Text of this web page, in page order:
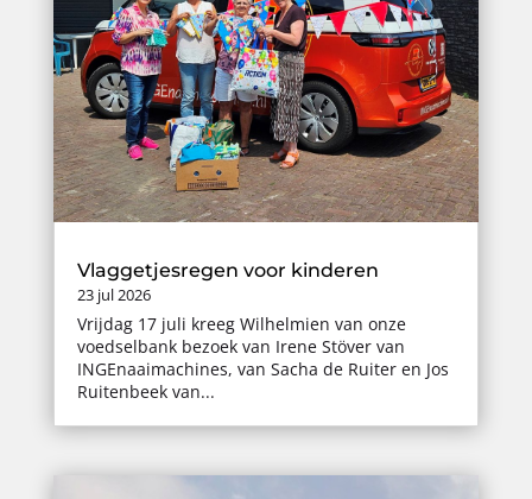
Vlaggetjesregen voor kinderen
23 jul 2026
Vrijdag 17 juli kreeg Wilhelmien van onze
voedselbank bezoek van Irene Stöver van
INGEnaaimachines, van Sacha de Ruiter en Jos
Ruitenbeek van...